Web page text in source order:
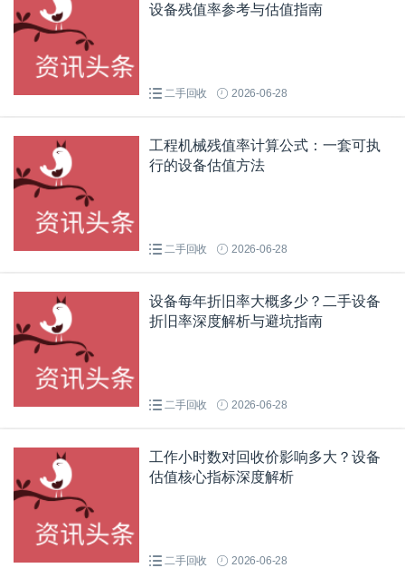
设备残值率参考与估值指南
二手回收 2026-06-28
工程机械残值率计算公式：一套可执
行的设备估值方法
二手回收 2026-06-28
设备每年折旧率大概多少？二手设备
折旧率深度解析与避坑指南
二手回收 2026-06-28
工作小时数对回收价影响多大？设备
估值核心指标深度解析
二手回收 2026-06-28